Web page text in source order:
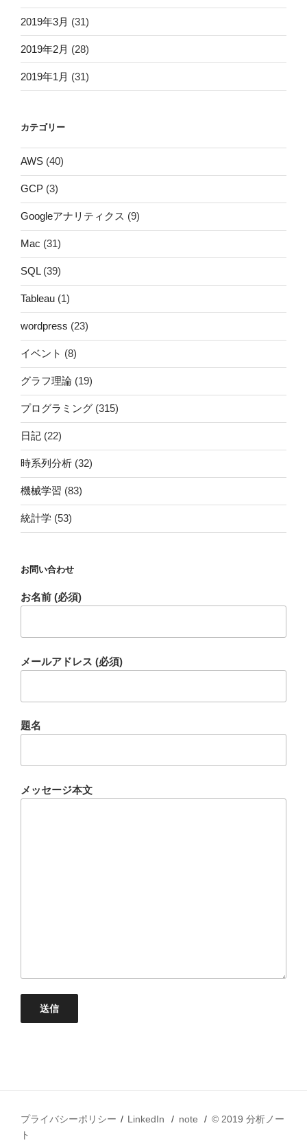
2019年3月 (31)
2019年2月 (28)
2019年1月 (31)
カテゴリー
AWS (40)
GCP (3)
Googleアナリティクス (9)
Mac (31)
SQL(39)
Tableau (1)
wordpress (23)
イベント (8)
グラフ理論 (19)
プログラミング (315)
日記 (22)
時系列分析 (32)
機械学習 (83)
統計学 (53)
お問い合わせ
お名前 (必須)
メールアドレス (必須)
題名
メッセージ本文
プライバシーポリシー LinkedIn note
© 2019 分析ノー
ト